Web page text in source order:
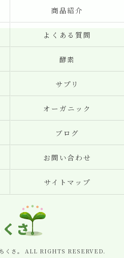
商品紹介
よくある質問
酵素
サプリ
オーガニック
ブログ
お問い合わせ
サイトマップ
くさ。 ALL RIGHTS RESERVED.